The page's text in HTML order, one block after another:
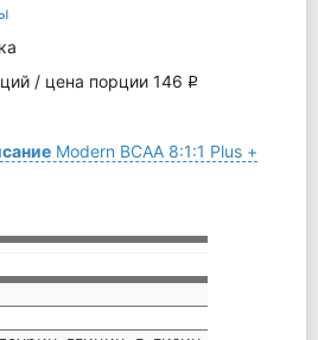
/ цена порции 146 q
Modern BCAA 8:1:1 Plus +